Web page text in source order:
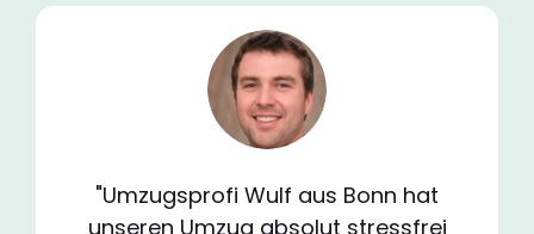
"Umzugsprofi Wulf aus Bonn hat
unseren Umzug absolut stressfrei